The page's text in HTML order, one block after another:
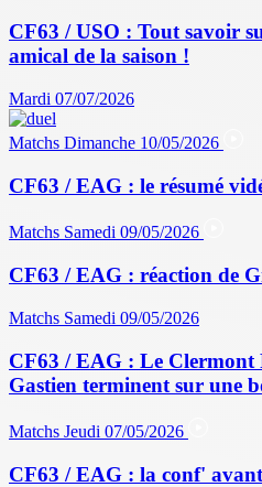
CF63 / USO : Tout savoir
amical de la saison !
Mardi 07/07/2026
Matchs Dimanche 10/05/2026
CF63 / EAG : le résumé
Matchs Samedi 09/05/2026
CF63 / EAG : réaction de
Matchs Samedi 09/05/2026
CF63 / EAG : Le Clermont
Gastien terminent sur une
Matchs Jeudi 07/05/2026
CF63 / EAG : la conf'